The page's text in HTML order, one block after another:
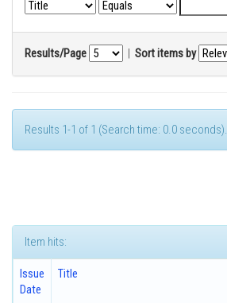
Results/Page | Sort items by
Results 1-1 of 1 (Search time: 0.0 seconds).
Item hits:
Issue
Date
Title